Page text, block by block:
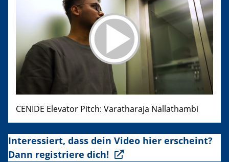
CENIDE Elevator Pitch: Varatharaja Nallathambi
Interessiert, dass dein Video hier erscheint?
Dann registriere dich!